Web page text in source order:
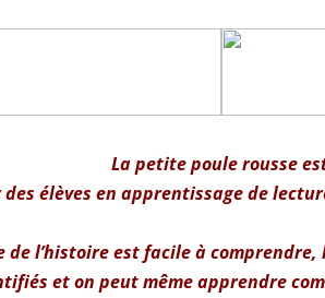
La petite poule rousse
élèves en apprentissage de
de l’histoire est facile à
et on peut même apprendre